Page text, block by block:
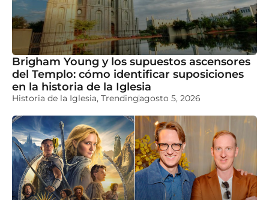
Brigham Young y los supuestos ascensores
del Templo: cómo identificar suposiciones
en la historia de la Iglesia
Historia de la Iglesia, Trendingagosto 5, 2026